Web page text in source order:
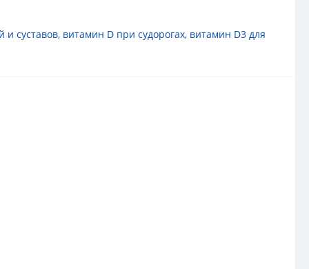
и суставов, витамин D при судорогах, витамин D3 для